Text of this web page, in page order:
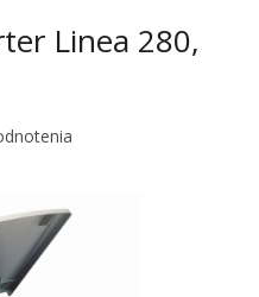
Linea 280,
0,0 z 5 hviezdičiek.